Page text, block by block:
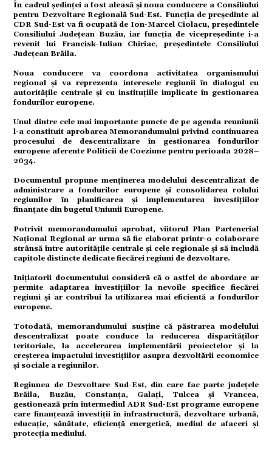
În cadrul ședinței a fost aleasă și noua conducere a Consiliului
pentru Dezvoltare Regională Sud-Est. Funcția de președinte al
CDR Sud-Est va fi ocupată de Ion-Marcel Ciolacu, președintele
Consiliului Județean Buzău, iar funcția de vicepreședinte i-a
revenit lui Francisk-Iulian Chiriac, președintele Consiliului
Județean Brăila.
Noua conducere va coordona activitatea organismului
regional și va reprezenta interesele regiunii în dialogul cu
autoritățile centrale și cu instituțiile implicate în gestionarea
fondurilor europene.
Unul dintre cele mai importante puncte de pe agenda reuniunii
l-a constituit aprobarea Memorandumului privind continuarea
procesului de descentralizare în gestionarea fondurilor
europene aferente Politicii de Coeziune pentru perioada 2028–
2034.
Documentul propune menținerea modelului descentralizat de
administrare a fondurilor europene și consolidarea rolului
regiunilor în planificarea și implementarea investițiilor
finanțate din bugetul Uniunii Europene.
Potrivit memorandumului aprobat, viitorul Plan Partenerial
Național Regional ar urma să fie elaborat printr-o colaborare
strânsă între autoritățile centrale și cele regionale și să includă
capitole distincte dedicate fiecărei regiuni de dezvoltare.
Inițiatorii documentului consideră că o astfel de abordare ar
permite adaptarea investițiilor la nevoile specifice fiecărei
regiuni și ar contribui la utilizarea mai eficientă a fondurilor
europene.
Totodată, memorandumului susține că păstrarea modelului
descentralizat poate conduce la reducerea disparităților
teritoriale, la accelerarea implementării proiectelor și la
creșterea impactului investițiilor asupra dezvoltării economice
și sociale a regiunilor.
Regiunea de Dezvoltare Sud-Est, din care fac parte județele
Brăila, Buzău, Constanța, Galați, Tulcea și Vrancea,
gestionează prin intermediul ADR Sud-Est programe europene
care finanțează investiții în infrastructură, dezvoltare urbană,
educație, sănătate, eficiență energetică, mediul de afaceri și
protecția mediului.